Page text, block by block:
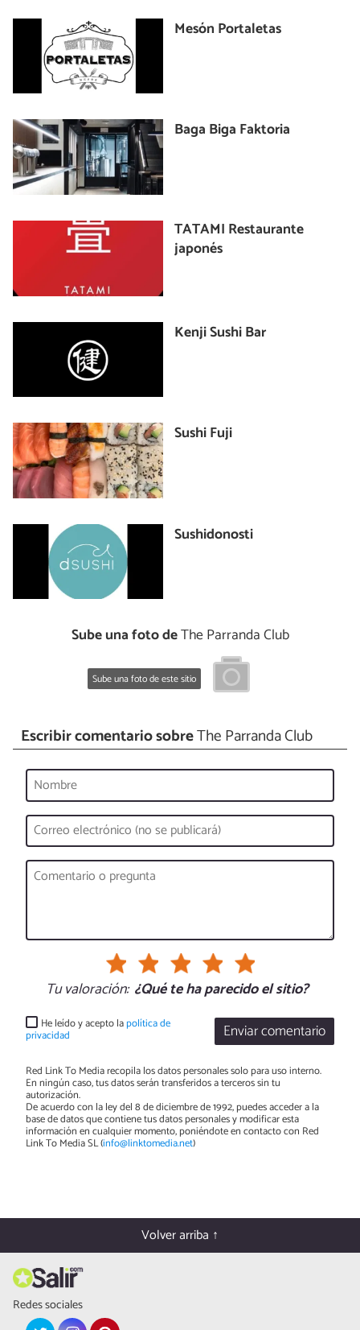
Mesón Portaletas
Baga Biga Faktoria
TATAMI Restaurante
japonés
Kenji Sushi Bar
Sushi Fuji
Sushidonosti
Sube una foto deThe Parranda Club
Sube una foto de este sitio
Escribir comentario sobreThe Parranda Club
Tu valoración: ¿Qué te ha parecido el sitio?
Enviar comentario
He leído y acepto lapolítica de
privacidad
Red Link To Media recopila los datos personales solo para uso interno.
En ningún caso, tus datos serán transferidos a terceros sin tu
autorización.
De acuerdo con la ley del 8 de diciembre de 1992, puedes acceder a la
base de datos que contiene tus datos personales y modificar esta
información en cualquier momento, poniéndote en contacto con Red
Link To Media SL (info@linktomedia.net)
Volver arriba ↑
Redes sociales